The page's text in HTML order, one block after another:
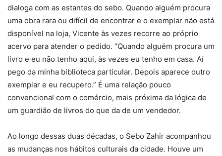
dialoga com as estantes do sebo. Quando alguém procura
uma obra rara ou difícil de encontrar e o exemplar não está
disponível na loja, Vicente às vezes recorre ao próprio
acervo para atender o pedido. “Quando alguém procura um
livro e eu não tenho aqui, às vezes eu tenho em casa. Aí
pego da minha biblioteca particular. Depois aparece outro
exemplar e eu recupero.” É uma relação pouco
convencional com o comércio, mais próxima da lógica de
um guardião de livros do que da de um vendedor.
Ao longo dessas duas décadas, o Sebo Zahir acompanhou
as mudanças nos hábitos culturais da cidade. Houve um